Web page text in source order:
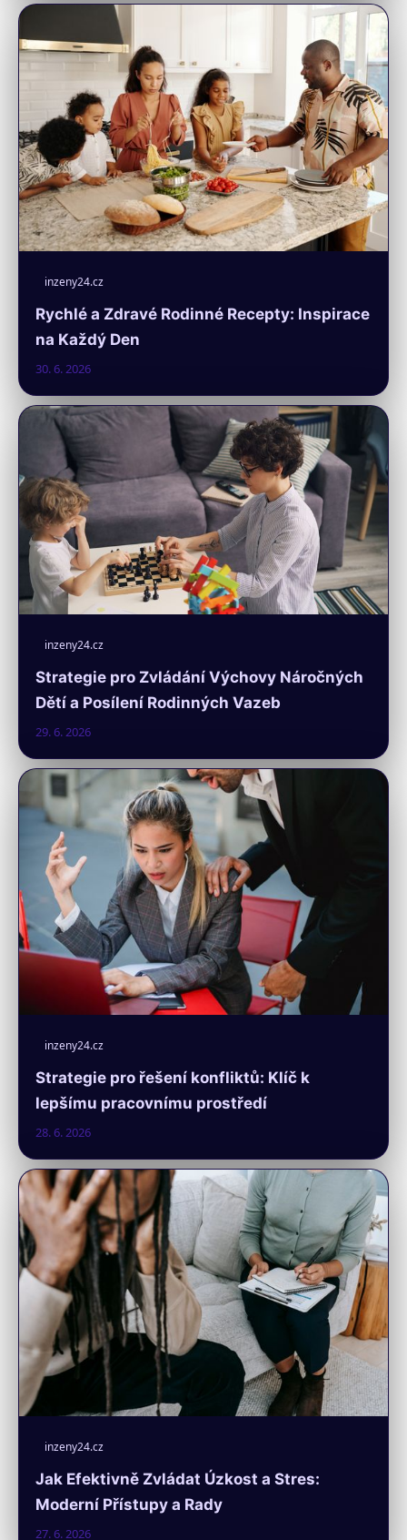
inzeny24.cz
Rychlé a Zdravé Rodinné Recepty: Inspirace
na Každý Den
30. 6. 2026
inzeny24.cz
Strategie pro Zvládání Výchovy Náročných
Dětí a Posílení Rodinných Vazeb
29. 6. 2026
inzeny24.cz
Strategie pro řešení konfliktů: Klíč k
lepšímu pracovnímu prostředí
28. 6. 2026
inzeny24.cz
Jak Efektivně Zvládat Úzkost a Stres:
Moderní Přístupy a Rady
27. 6. 2026